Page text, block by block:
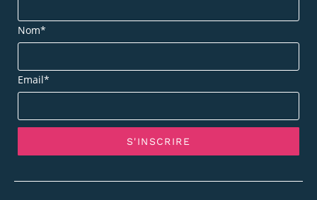
Nom*
Email*